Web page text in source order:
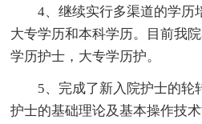
4、继续实行多渠道的学历
大专学历和本科学历。目前我
学历护士，大专学历护。
5、完成了新入院护士的轮
护士的基础理论及基本操作技